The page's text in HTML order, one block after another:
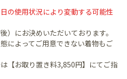
の使用状況により変動する可能性
）にお決めいただいております。
によってご用意できない着物もご
【お取り置き料3,850円】にてご指